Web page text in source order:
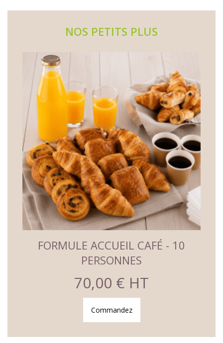
NOS PETITS PLUS
FORMULE ACCUEIL CAFÉ - 10
PERSONNES
70,00 € HT
Commandez